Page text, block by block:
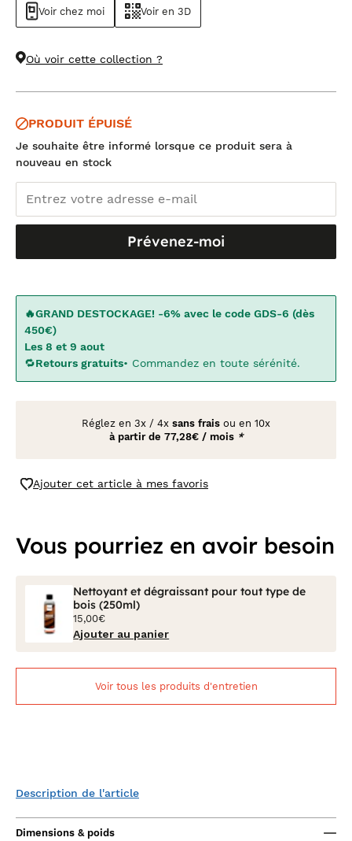
Voir chez moi Voir en 3D
Où voir cette collection ?
PRODUIT ÉPUISÉ
Je souhaite être informé lorsque ce produit sera à
nouveau en stock
Prévenez-moi
🔥GRAND DESTOCKAGE! -6% avec le code GDS-6 (dès
450€)
Les 8 et 9 aout
🔁Retours gratuits• Commandez en toute sérénité.
Réglez en 3x / 4x sans frais ou en 10x
à partir de 77,28€ / mois *
Ajouter cet article à mes favoris
Vous pourriez en avoir besoin
Nettoyant et dégraissant pour tout type de
bois (250ml)
15,00€
Ajouter au panier
Voir tous les produits d'entretien
Description de l'article
Dimensions & poids